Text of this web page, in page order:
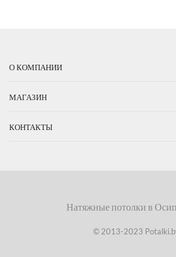
О КОМПАНИИ
МАГАЗИН
КОНТАКТЫ
Натяжные потолки в
© 2013-2023